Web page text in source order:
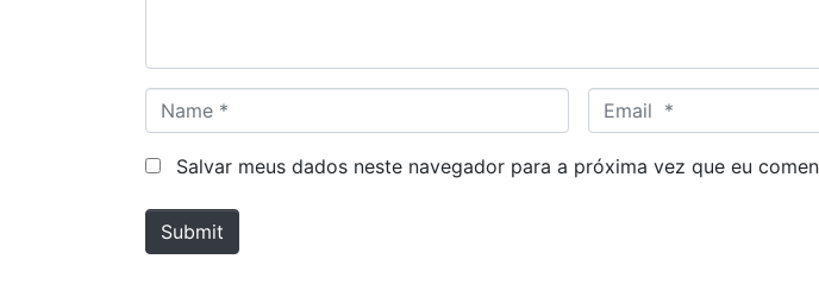
a
m
*
m
a
Salvar meus dados neste navegador para a próxima vez que eu
Submit